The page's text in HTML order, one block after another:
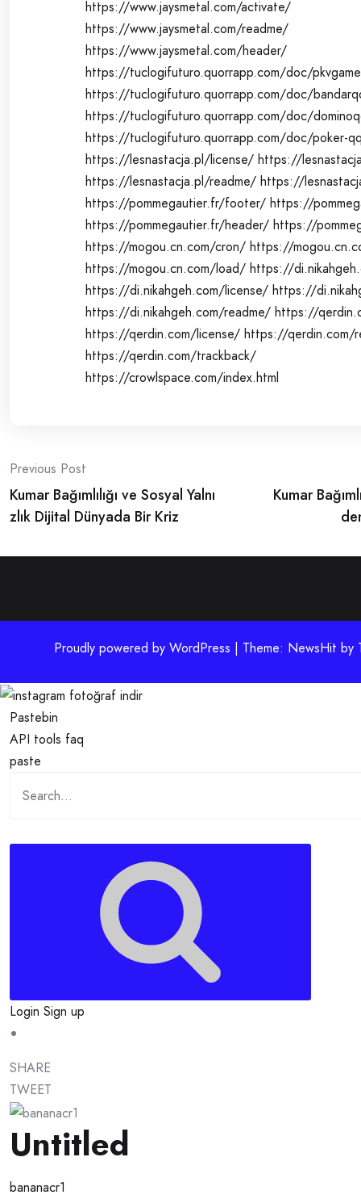
https://www.jaysmetal.com/activate/
https://www.jaysmetal.com/readme/
https://www.jaysmetal.com/header/
https://tuclogifuturo.quorrapp.com/doc/
https://tuclogifuturo.quorrapp.com/doc/
https://tuclogifuturo.quorrapp.com/doc/
https://tuclogifuturo.quorrapp.com/doc/poker-
https://lesnastacja.pl/license/ https://
https://lesnastacja.pl/readme/ https://
https://pommegautier.fr/footer/ https://
https://pommegautier.fr/header/ https://
https://mogou.cn.com/cron/ https://
https://mogou.cn.com/load/ https://
https://di.nikahgeh.com/license/ https://
https://di.nikahgeh.com/readme/ https://
https://qerdin.com/license/ https://qerdin.com/
https://qerdin.com/trackback/
https://crowlspace.com/index.html
Post
navigation
Previous Post
Kumar Bağımlılığı ve Sosyal Yalnı
zlık Dijital Dünyada Bir Kriz
Kumar
Proudly powered by WordPress | Theme: NewsHit by
Pastebin
API tools faq
paste
Login Sign up
SHARE
TWEET
Untitled
bananacr1